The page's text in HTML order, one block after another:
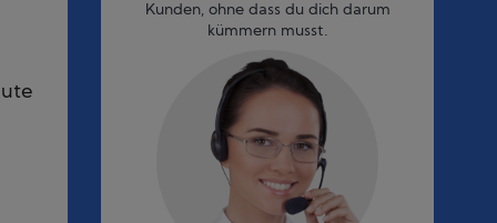
Kunden, ohne dass du dich darum
kümmern musst.